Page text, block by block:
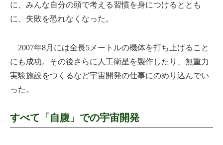
に、みんな自分の頭で考える習慣を身につけるととも
に、失敗を恐れなくなった。
2007年8月には全長5メートルの機体を打ち上げること
にも成功。その後さらに人工衛星を製作したり、無重力
実験施設をつくるなど宇宙開発の仕事にのめり込んでい
った。
すべて「自腹」での宇宙開発